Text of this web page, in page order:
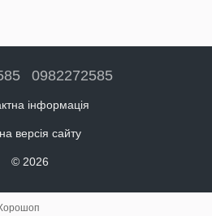
0982272585
інформація
версія сайту
© 2026